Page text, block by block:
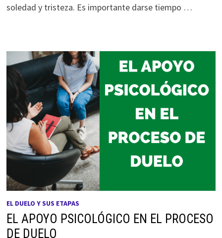
soledad y tristeza. Es importante darse tiempo …
EL DUELO Y SUS ETAPAS
EL APOYO PSICOLÓGICO EN EL PROCESO
DE DUELO